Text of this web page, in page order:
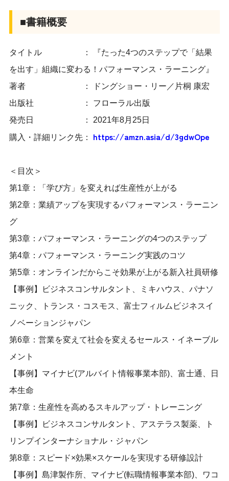
■書籍概要
タイトル ： 『たった4つのステップで「結果
を出す」組織に変わる！パフォーマンス・ラーニング』
著者 ： ドングショー・リー／片桐 康宏
出版社 ： フローラル出版
発売日 ： 2021年8月25日
購入・詳細リンク先： https://amzn.asia/d/3gdwOpe
＜目次＞
第1章：「学び方」を変えれば生産性が上がる
第2章：業績アップを実現するパフォーマンス・ラーニン
グ
第3章：パフォーマンス・ラーニングの4つのステップ
第4章：パフォーマンス・ラーニング実践のコツ
第5章：オンラインだからこそ効果が上がる新入社員研修
【事例】ビジネスコンサルタント、ミキハウス、パナソ
ニック、トランス・コスモス、富士フィルムビジネスイ
ノベーションジャパン
第6章：営業を変えて社会を変えるセールス・イネーブル
メント
【事例】マイナビ(アルバイト情報事業本部)、富士通、日
本生命
第7章：生産性を高めるスキルアップ・トレーニング
【事例】ビジネスコンサルタント、アステラス製薬、ト
リンプインターナショナル・ジャパン
第8章：スピード×効果×スケールを実現する研修設計
【事例】島津製作所、マイナビ(転職情報事業本部)、ワコ